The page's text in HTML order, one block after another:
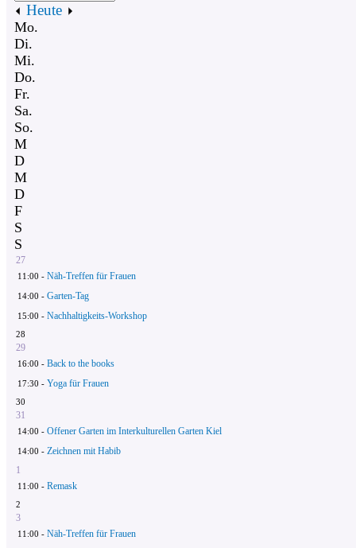
Heute
Mo.
Di.
Mi.
Do.
Fr.
Sa.
So.
M
D
M
D
F
S
S
27
11:00 - Näh-Treffen für Frauen
14:00 - Garten-Tag
15:00 - Nachhaltigkeits-Workshop
28
29
16:00 - Back to the books
17:30 - Yoga für Frauen
30
31
14:00 - Offener Garten im Interkulturellen Garten Kiel
14:00 - Zeichnen mit Habib
1
11:00 - Remask
2
3
11:00 - Näh-Treffen für Frauen